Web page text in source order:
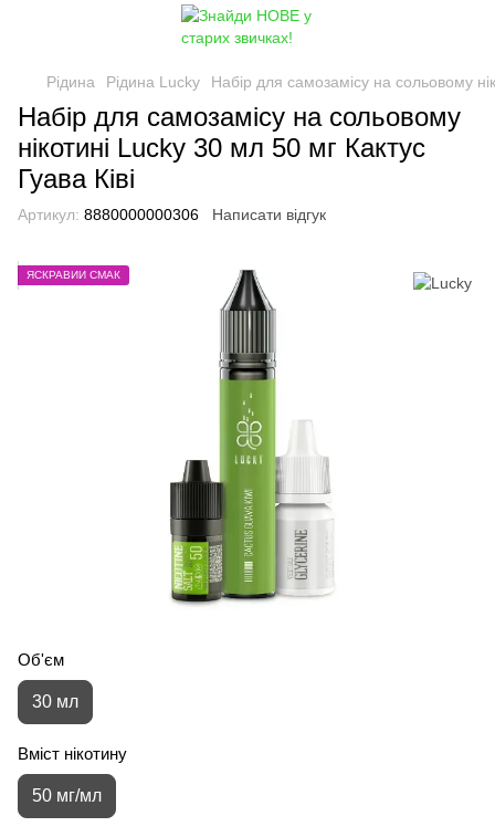
Рідина Рідина Lucky Набір для самозамісу на сольовому
Набір для самозамісу на сольовому
нікотині Lucky 30 мл 50 мг Кактус
Гуава Ківі
Артикул: 8880000000306 Написати відгук
ЯСКРАВИЙ СМАК
Об'єм
30 мл
Вміст нікотину
50 мг/мл